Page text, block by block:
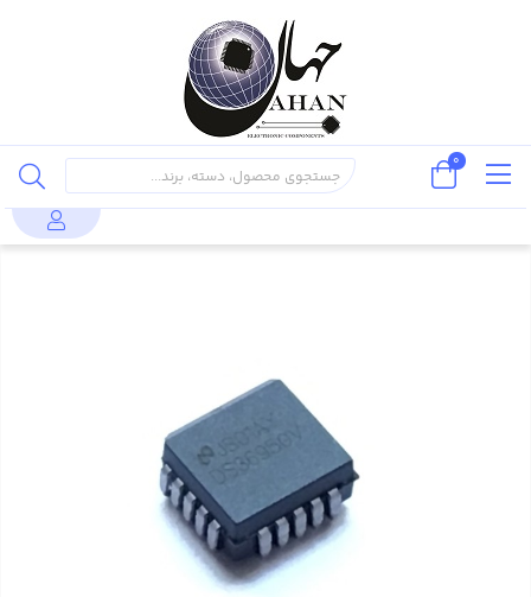
محصولات قطعات نیمه هادی مدارات مجتمع (IC) DS36950V
0